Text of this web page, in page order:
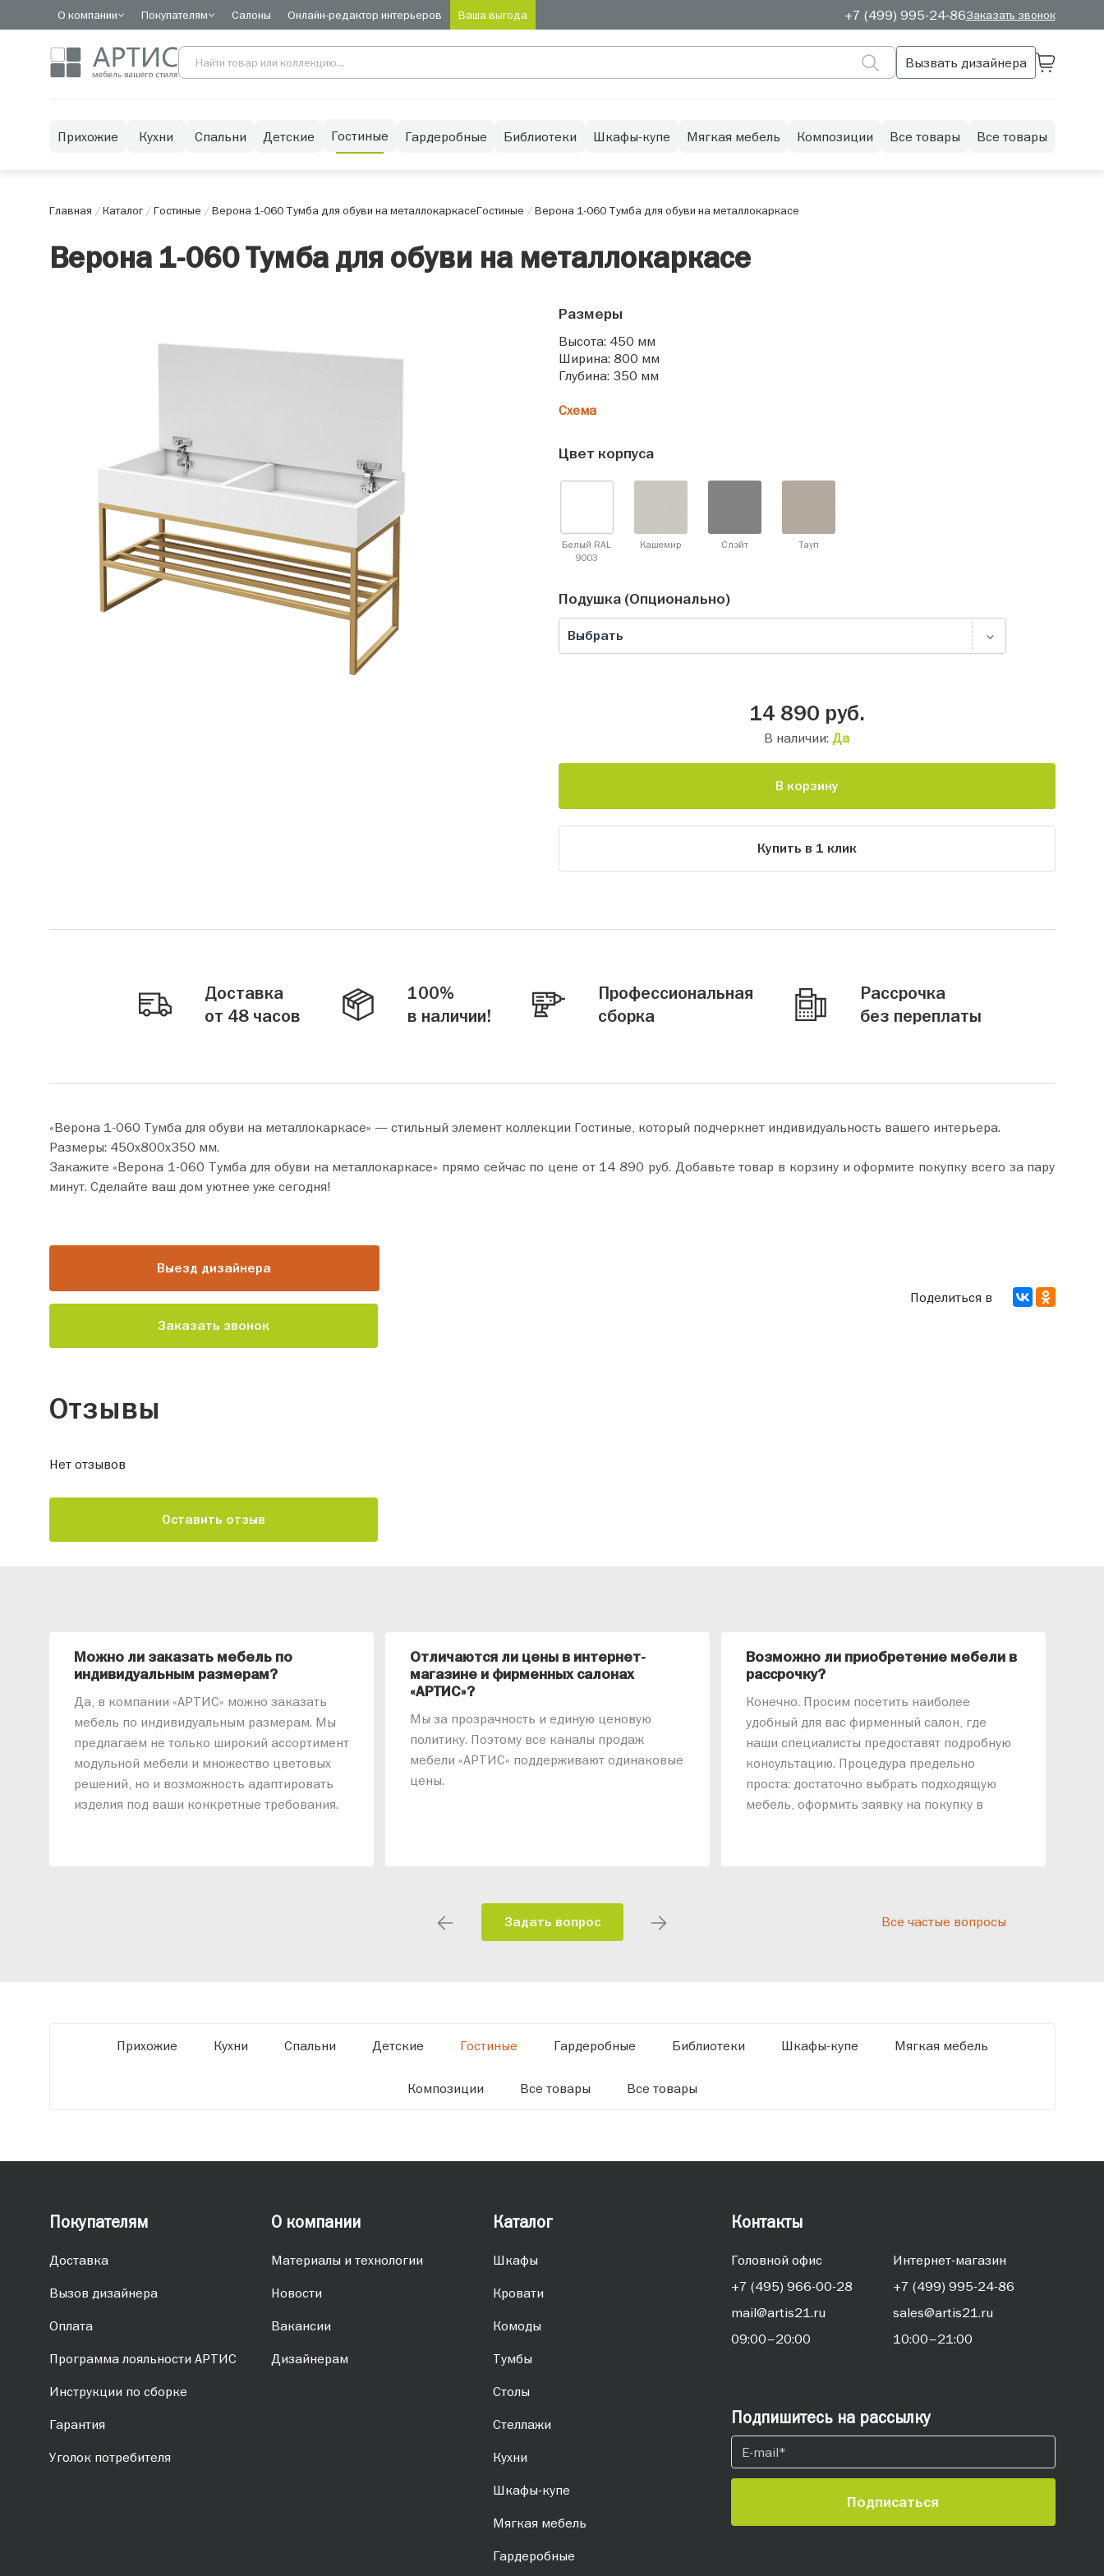
О компании Покупателям Салоны Онлайн-редактор интерьеров Ваша выгода +7 (499) 995-24-86Заказать звонок
Вызвать дизайнера
Прихожие Кухни Спальни Детские Гостиные Гардеробные Библиотеки Шкафы-купе Мягкая мебель Композиции Все товары Все товары
Главная /Каталог/Гостиные /Верона 1-060 Тумба для обуви на металлокаркасеГостиные /Верона 1-060 Тумба для обуви на металлокаркасе
Верона 1-060 Тумба для обуви на металлокаркасе
Размеры
Высота: 450 мм
Ширина: 800 мм
Глубина: 350 мм
Схема
Цвет корпуса
Белый RAL
9003
Кашемир Слэйт Тауп
Подушка (Опционально)
Выбрать
14 890 руб.
В наличии: Да
В корзину
Купить в 1 клик
Доставка
от 48 часов
100%
в наличии!
Профессиональная
сборка
Рассрочка
без переплаты
«Верона 1-060 Тумба для обуви на металлокаркасе» — стильный элемент коллекции Гостиные, который подчеркнет индивидуальность вашего интерьера.
Размеры: 450х800х350 мм.
Закажите «Верона 1-060 Тумба для обуви на металлокаркасе» прямо сейчас по цене от 14 890 руб. Добавьте товар в корзину и оформите покупку всего за пару
минут. Сделайте ваш дом уютнее уже сегодня!
Выезд дизайнера
Заказать звонок
Поделиться в
Отзывы
Нет отзывов
Оставить отзыв
Можно ли заказать мебель по
индивидуальным размерам?
Да, в компании «АРТИС» можно заказать
мебель по индивидуальным размерам. Мы
предлагаем не только широкий ассортимент
модульной мебели и множество цветовых
решений, но и возможность адаптировать
изделия под ваши конкретные требования.
Отличаются ли цены в интернет-
магазине и фирменных салонах
«АРТИС»?
Мы за прозрачность и единую ценовую
политику. Поэтому все каналы продаж
мебели «АРТИС» поддерживают одинаковые
цены.
Возможно ли приобретение мебели в
рассрочку?
Конечно. Просим посетить наиболее
удобный для вас фирменный салон, где
наши специалисты предоставят подробную
консультацию. Процедура предельно
проста: достаточно выбрать подходящую
мебель, оформить заявку на покупку в
Задать вопрос Все частые вопросы
Прихожие Кухни Спальни Детские Гостиные Гардеробные Библиотеки Шкафы-купе Мягкая мебель
Композиции Все товары Все товары
Покупателям
Доставка
Вызов дизайнера
Оплата
Программа лояльности АРТИС
Инструкции по сборке
Гарантия
Уголок потребителя
О компании
Материалы и технологии
Новости
Вакансии
Дизайнерам
Каталог
Шкафы
Кровати
Комоды
Тумбы
Столы
Стеллажи
Кухни
Шкафы-купе
Мягкая мебель
Гардеробные
Контакты
Головной офис
+7 (495) 966-00-28
mail@artis21.ru
09:00–20:00
Интернет-магазин
+7 (499) 995-24-86
sales@artis21.ru
10:00–21:00
Подпишитесь на рассылку
Подписаться